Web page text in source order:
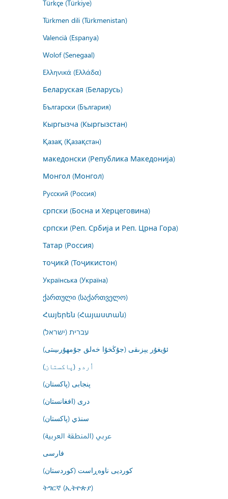
Türkçe (Türkiye)
Türkmen dili (Türkmenistan)
Valencià (Espanya)
Wolof (Senegaal)
Ελληνικά (Ελλάδα)
Беларуская (Беларусь)
Български (България)
Кыргызча (Кыргызстан)
Қазақ (Қазақстан)
македонски (Република Македонија)
Монгол (Монгол)
Русский (Россия)
српски (Босна и Херцеговина)
српски (Реп. Србија и Реп. Црна Гора)
Татар (Россия)
тоҷикӣ (Тоҷикистон)
Українська (Україна)
ქართული (საქართველო)
Հայերեն (Հայաստան)
עברית (ישראל)
ئۇيغۇر يېزىقى (جۇڭخۇا خەلق جۇمھۇرىيىتى)
اُردو (پاکستان)
پنجابی (پاکستان)
درى (افغانستان)
سنڌي (پاکستان)
عربي (المنطقة العربية)
فارسى
کوردیی ناوەڕاست (کوردستان)
ትግርኛ (ኢትዮጵያ)